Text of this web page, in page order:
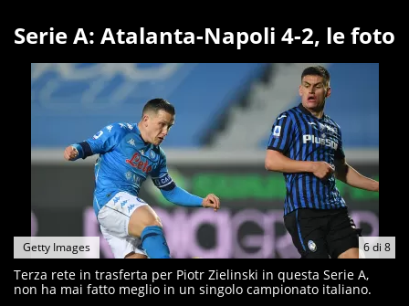
Serie A: Atalanta-Napoli 4-2, le foto
6di 8
Getty Images
Terza rete in trasferta per Piotr Zielinski in questa Serie A,
non ha mai fatto meglio in un singolo campionato italiano.